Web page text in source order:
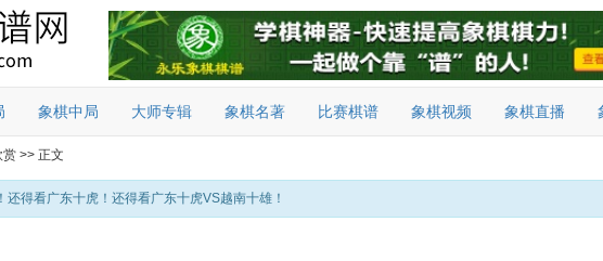
象棋中局 大师专辑 象棋名著 比赛棋谱 象棋视频 象棋直播
赏 >> 正文
还得看广东十虎！还得看广东十虎VS越南十雄！